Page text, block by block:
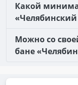
Какой
«Челябинский
Можно со
бане